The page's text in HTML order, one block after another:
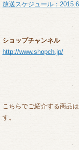
放送スケジュール：
ショップチャンネル
http://www.shopch.jp/
こちらでご紹介する商品
す。